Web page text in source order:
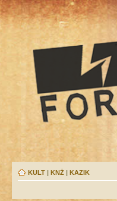
KULT | KNŻ | KAZIK